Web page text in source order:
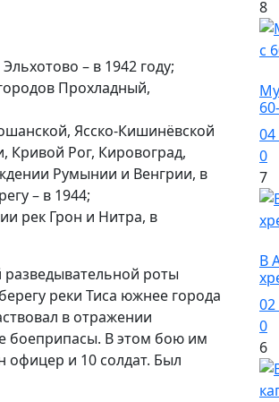
– в 1942 году;
Прохладный,
Ясско-Кишинёвской
Кривой Рог, Кировоград,
Румынии и Венгрии, в
– в 1944;
рек Грон и Нитра, в
разведывательной роты
реки Тиса южнее города
в отражении
боеприпасы. В этом бою им
офицер и 10 солдат. Был
8
04
0
7
В
02
0
6